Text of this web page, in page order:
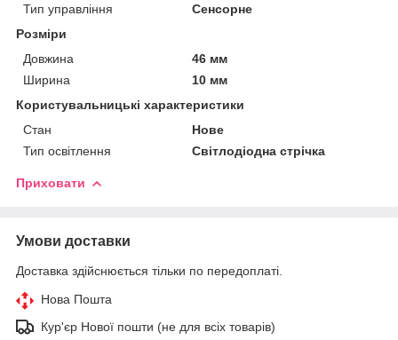
Тип управління
Сенсорне
Розміри
Довжина
46 мм
Ширина
10 мм
Користувальницькі характеристики
Стан
Нове
Тип освітлення
Світлодіодна стрічка
Приховати
Умови доставки
Доставка здійснюється тільки по передоплаті.
Нова Пошта
Кур'єр Нової пошти (не для всіх товарів)